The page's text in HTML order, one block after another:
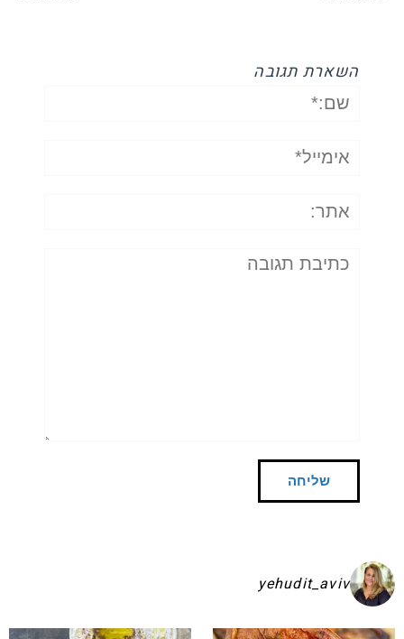
השארת תגובה
שם:*
אימייל*
אתר:
תגובה
yehudit_aviv
בפיתות היסטריות